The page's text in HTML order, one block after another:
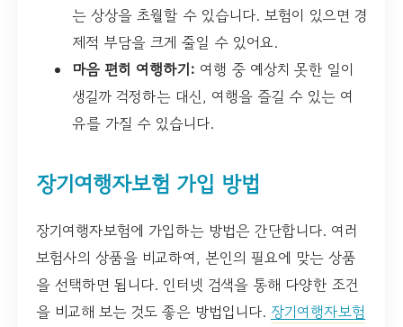
는 상상을 초월할 수 있습니다. 보험이 있으면 경
제적 부담을 크게 줄일 수 있어요.
마음 편히 여행하기: 여행 중 예상치 못한 일이
생길까 걱정하는 대신, 여행을 즐길 수 있는 여
유를 가질 수 있습니다.
장기여행자보험 가입 방법
장기여행자보험에 가입하는 방법은 간단합니다. 여러
보험사의 상품을 비교하여, 본인의 필요에 맞는 상품
을 선택하면 됩니다. 인터넷 검색을 통해 다양한 조건
을 비교해 보는 것도 좋은 방법입니다. 장기여행자보험